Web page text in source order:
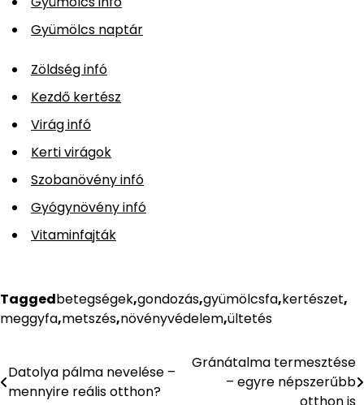
Gyümölcs naptár
Zöldség infó
Kezdő kertész
Virág infó
Kerti virágok
Szobanövény infó
Gyógynövény infó
Vitaminfajták
Taggedbetegségek,gondozás,gyümölcsfa,kertészet,
meggyfa,metszés,növényvédelem,ültetés
Bejegyzés
navigáció
Datolya pálma nevelése –
mennyire reális otthon?
Gránátalma termesztése
– egyre népszerűbb
otthon is